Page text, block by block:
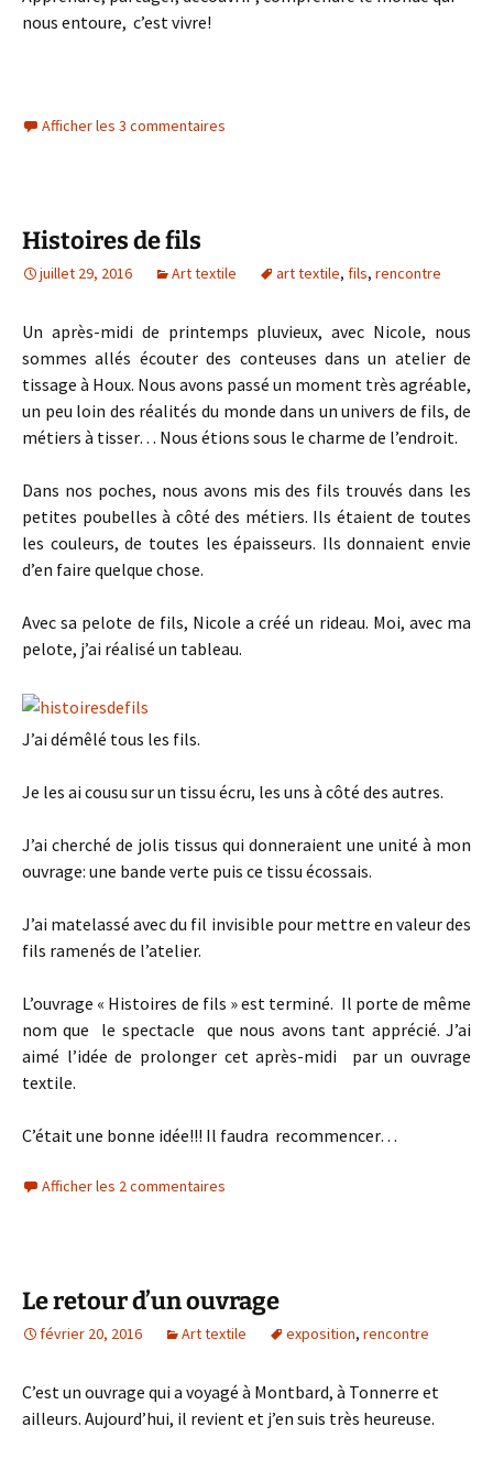
nous entoure, c’est vivre!
Afficher les 3 commentaires
Histoires de fils
juillet 29, 2016 Art textile art textile, fils, rencontre
Un après-midi de printemps pluvieux, avec Nicole, nous
sommes allés écouter des conteuses dans un atelier de
tissage à Houx. Nous avons passé un moment très agréable,
un peu loin des réalités du monde dans un univers de fils, de
métiers à tisser… Nous étions sous le charme de l’endroit.
Dans nos poches, nous avons mis des fils trouvés dans les
petites poubelles à côté des métiers. Ils étaient de toutes
les couleurs, de toutes les épaisseurs. Ils donnaient envie
d’en faire quelque chose.
Avec sa pelote de fils, Nicole a créé un rideau. Moi, avec ma
pelote, j’ai réalisé un tableau.
J’ai démêlé tous les fils.
Je les ai cousu sur un tissu écru, les uns à côté des autres.
J’ai cherché de jolis tissus qui donneraient une unité à mon
ouvrage: une bande verte puis ce tissu écossais.
J’ai matelassé avec du fil invisible pour mettre en valeur des
fils ramenés de l’atelier.
L’ouvrage « Histoires de fils » est terminé. Il porte de même
nom que le spectacle que nous avons tant apprécié. J’ai
aimé l’idée de prolonger cet après-midi par un ouvrage
textile.
C’était une bonne idée!!! Il faudra recommencer…
Afficher les 2 commentaires
Le retour d’un ouvrage
février 20, 2016 Art textile exposition, rencontre
C’est un ouvrage qui a voyagé à Montbard, à Tonnerre et
ailleurs. Aujourd’hui, il revient et j’en suis très heureuse.